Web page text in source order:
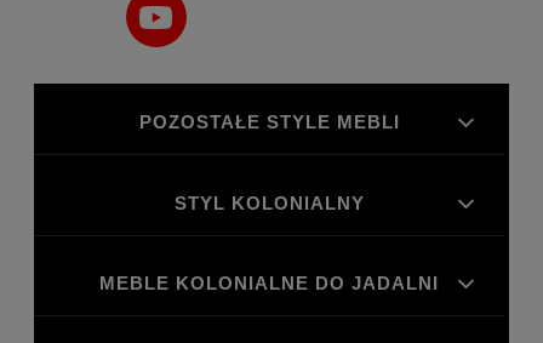
POZOSTAŁE STYLE MEBLI
STYL KOLONIALNY
MEBLE KOLONIALNE DO JADALNI